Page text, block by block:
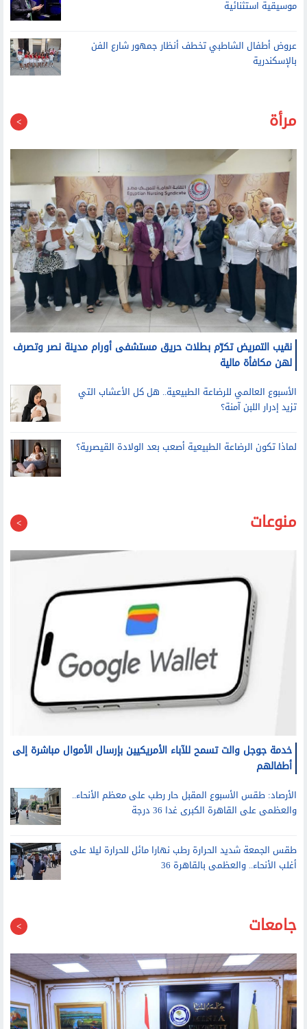
موسيقية استثنائية
عروض أطفال الشاطبي تخطف أنظار جمهور شارع الفن
بالإسكندرية
مرأة
نقيب التمريض تكرّم بطلات حريق مستشفى أورام مدينة نصر وتصرف
لهن مكافأة مالية
الأسبوع العالمي للرضاعة الطبيعية.. هل كل الأعشاب التي
تزيد إدرار اللبن آمنة؟
لماذا تكون الرضاعة الطبيعية أصعب بعد الولادة القيصرية؟
منوعات
خدمة جوجل والت تسمح للآباء الأمريكيين بإرسال الأموال مباشرة إلى
أطفالهم
الأرصاد: طقس الأسبوع المقبل حار رطب على معظم الأنحاء..
والعظمى على القاهرة الكبرى غدا 36 درجة
طقس الجمعة شديد الحرارة رطب نهارا مائل للحرارة ليلا على
أغلب الأنحاء.. والعظمى بالقاهرة 36
جامعات